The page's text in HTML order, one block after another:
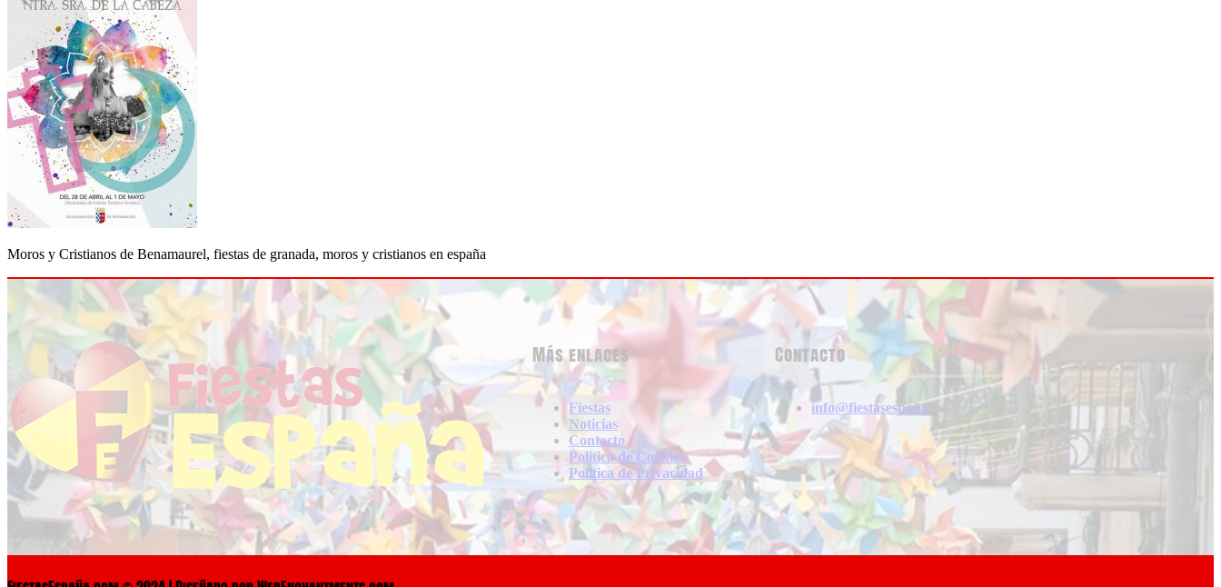
Moros y Cristianos de Benamaurel, fiestas de granada, moros y cristianos en españa
Más enlaces
Fiestas
Noticias
Contacto
Politica de Cookies
Politica de Privacidad
Contacto
info@fiestasespaña